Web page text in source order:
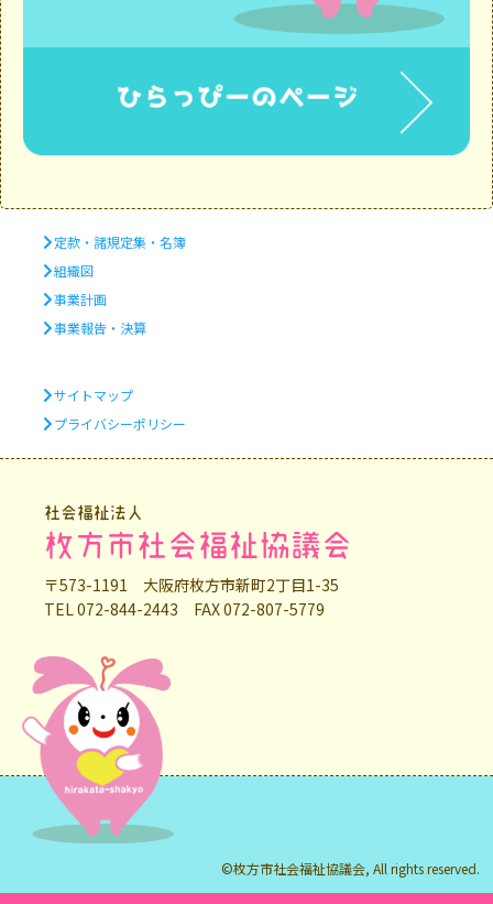
定款・諸規定集・名簿
組織図
事業計画
事業報告・決算
サイトマップ
プライバシーポリシー
社会福祉法人
枚方市社会福祉協議会
〒573-1191 大阪府枚方市新町2丁目1-35
TEL 072-844-2443 FAX 072-807-5779
©枚方市社会福祉協議会, All rights reserved.